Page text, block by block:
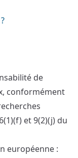
de
conformément
et 9(2)(j) du
européenne :